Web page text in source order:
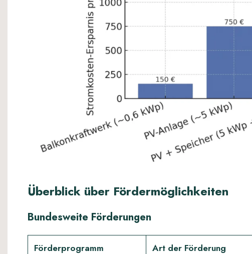
Überblick über Fördermöglichkeiten
Bundesweite Förderungen
Förderprogramm Art der Förderung